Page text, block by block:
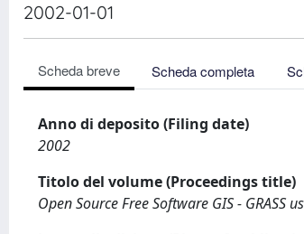
2002-01-01
Scheda breve Scheda completa
Anno di deposito (Filing date)
2002
Titolo del volume (Proceedings title)
Open Source Free Software GIS - GRASS